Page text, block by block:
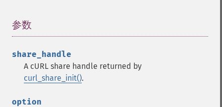
参数
share_handle
A cURL share handle returned by
curl_share_init().
option